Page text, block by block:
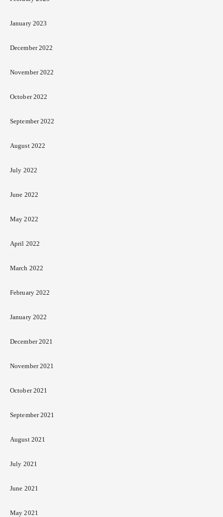
January 2023
December 2022
November 2022
October 2022
September 2022
August 2022
July 2022
June 2022
May 2022
April 2022
March 2022
February 2022
January 2022
December 2021
November 2021
October 2021
September 2021
August 2021
July 2021
June 2021
May 2021